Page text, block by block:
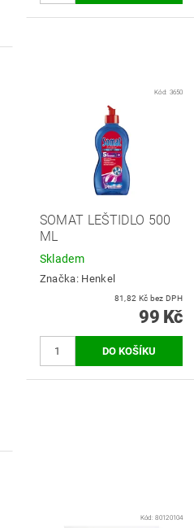
Kód: 3650
SOMAT LEŠTIDLO 500
ML
Skladem
Značka: Henkel
81,82 Kč bez DPH
99 Kč
Kód:80120104